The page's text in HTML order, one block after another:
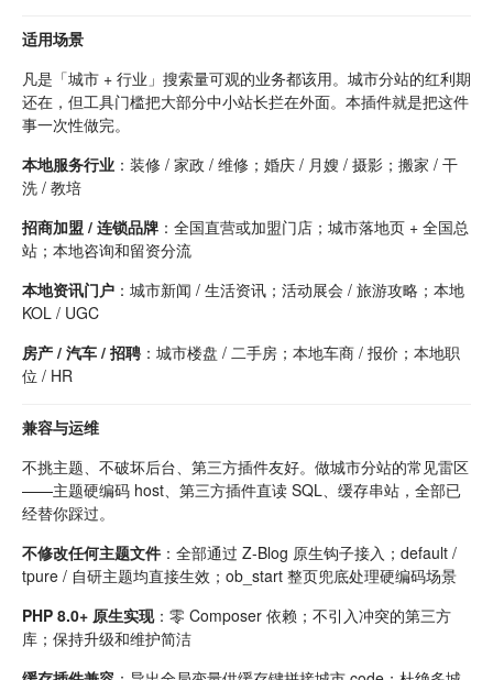
适用场景
凡是「城市 + 行业」搜索量可观的业务都该用。城市分站的红利期
还在，但工具门槛把大部分中小站长拦在外面。本插件就是把这件
事一次性做完。
本地服务行业 ：装修 / 家政 / 维修；婚庆 / 月嫂 / 摄影；搬家 / 干
洗 / 教培
招商加盟 / 连锁品牌 ：全国直营或加盟门店；城市落地页 + 全国总
站；本地咨询和留资分流
本地资讯门户 ：城市新闻 / 生活资讯；活动展会 / 旅游攻略；本地
KOL / UGC
房产 / 汽车 / 招聘 ：城市楼盘 / 二手房；本地车商 / 报价；本地职
位 / HR
兼容与运维
不挑主题、不破坏后台、第三方插件友好。做城市分站的常见雷区
——主题硬编码 host、第三方插件直读 SQL、缓存串站，全部已
经替你踩过。
不修改任何主题文件 ：全部通过 Z-Blog 原生钩子接入；default /
tpure / 自研主题均直接生效；ob_start 整页兜底处理硬编码场景
PHP 8.0+ 原生实现：零 Composer 依赖；不引入冲突的第三方
库；保持升级和维护简洁